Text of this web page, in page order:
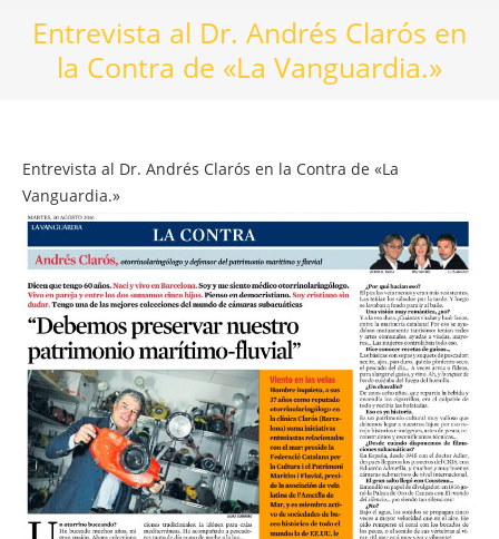
Entrevista al Dr. Andrés Clarós en
la Contra de «La Vanguardia.»
Entrevista al Dr. Andrés Clarós en la Contra de «La
Vanguardia.»